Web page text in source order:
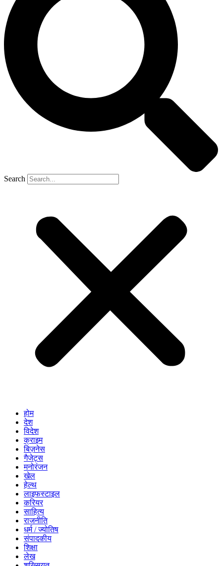
Search
होम
देश
विदेश
क्राइम
बिज़नेस
गैजेट्स
मनोरंजन
खेल
हेल्थ
लाइफस्टाइल
करियर
साहित्य
राजनीति
धर्म / ज्योतिष
संपादकीय
शिक्षा
लेख